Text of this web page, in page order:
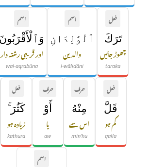
فعل
تَرَكَ
چھوڑ جائیں
taraka
اسم
ٱلْوَٰلِدَانِ
والدین
l-wālidāni
اسم
وَٱلْأَقْرَبُونَ
اور قریبی رشتہ دار
wal-aqrabūna
فعل
قَلَّ
کم ہو
qalla
حرف
مِنْهُ
اس سے
min'hu
حرف
أَوْ
یا
aw
فعل
كَثُرَ ۚ
زیادہ ہو
kathura
اسم